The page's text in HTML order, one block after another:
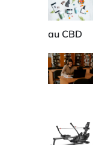
au CBD